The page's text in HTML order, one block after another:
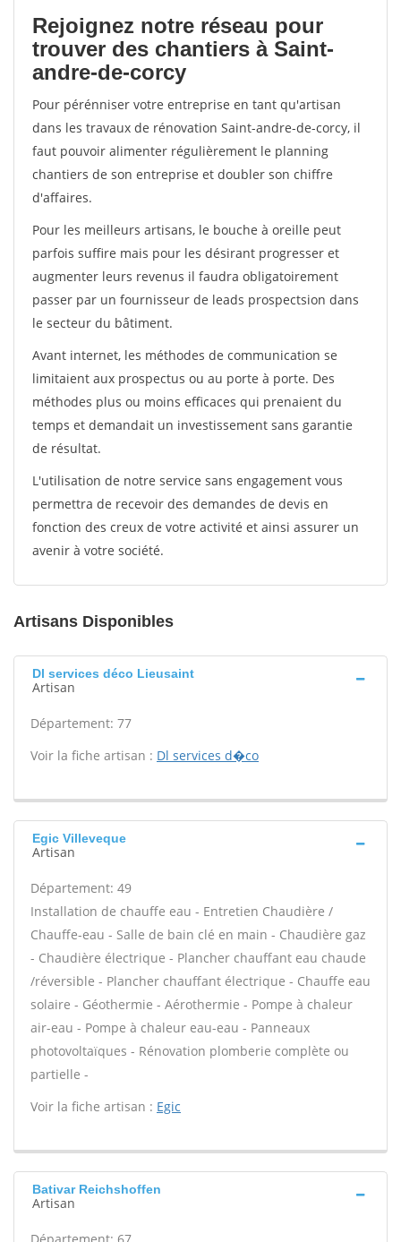
Rejoignez notre réseau pour
trouver des chantiers à Saint-
andre-de-corcy
Pour pérénniser votre entreprise en tant qu'artisan
dans les travaux de rénovation Saint-andre-de-corcy, il
faut pouvoir alimenter régulièrement le planning
chantiers de son entreprise et doubler son chiffre
d'affaires.
Pour les meilleurs artisans, le bouche à oreille peut
parfois suffire mais pour les désirant progresser et
augmenter leurs revenus il faudra obligatoirement
passer par un fournisseur de leads prospectsion dans
le secteur du bâtiment.
Avant internet, les méthodes de communication se
limitaient aux prospectus ou au porte à porte. Des
méthodes plus ou moins efficaces qui prenaient du
temps et demandait un investissement sans garantie
de résultat.
L'utilisation de notre service sans engagement vous
permettra de recevoir des demandes de devis en
fonction des creux de votre activité et ainsi assurer un
avenir à votre société.
Artisans Disponibles
Dl services déco Lieusaint
Artisan
Département: 77
Voir la fiche artisan : Dl services d�co
Egic Villeveque
Artisan
Département: 49
Installation de chauffe eau - Entretien Chaudière /
Chauffe-eau - Salle de bain clé en main - Chaudière gaz
- Chaudière électrique - Plancher chauffant eau chaude
/réversible - Plancher chauffant électrique - Chauffe eau
solaire - Géothermie - Aérothermie - Pompe à chaleur
air-eau - Pompe à chaleur eau-eau - Panneaux
photovoltaïques - Rénovation plomberie complète ou
partielle -
Voir la fiche artisan : Egic
Bativar Reichshoffen
Artisan